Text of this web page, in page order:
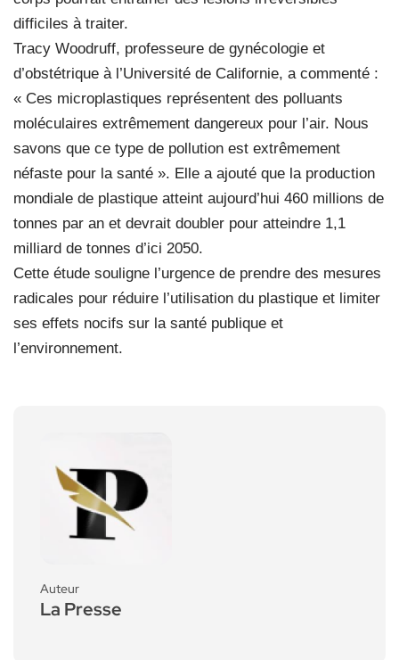
difficiles à traiter.
Tracy Woodruff, professeure de gynécologie et
d’obstétrique à l’Université de Californie, a commenté :
« Ces microplastiques représentent des polluants
moléculaires extrêmement dangereux pour l’air. Nous
savons que ce type de pollution est extrêmement
néfaste pour la santé ». Elle a ajouté que la production
mondiale de plastique atteint aujourd’hui 460 millions de
tonnes par an et devrait doubler pour atteindre 1,1
milliard de tonnes d’ici 2050.
Cette étude souligne l’urgence de prendre des mesures
radicales pour réduire l’utilisation du plastique et limiter
ses effets nocifs sur la santé publique et
l’environnement.
Auteur
La Presse